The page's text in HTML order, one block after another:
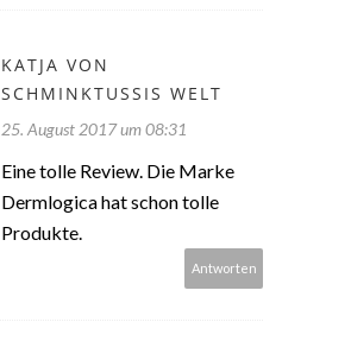
KATJA VON
SCHMINKTUSSIS WELT
25. August 2017 um 08:31
Eine tolle Review. Die Marke
Dermlogica hat schon tolle
Produkte.
Antworten